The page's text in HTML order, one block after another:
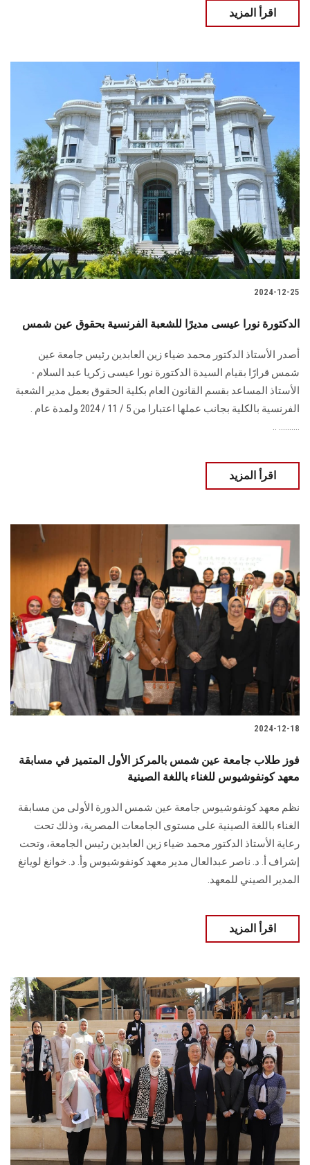
اقرأ المزيد
2024-12-25
الدكتورة نورا عيسى مديرًا للشعبة الفرنسية بحقوق عين شمس
أصدر الأستاذ الدكتور محمد ضياء زين العابدين رئيس جامعة عين
شمس قرارًا بقيام السيدة ‏الدكتورة نورا عيسى زكريا عبد السلام -
الأستاذ المساعد بقسم القانون العام بكلية الحقوق بعمل ‏مدير الشعبة
الفرنسية بالكلية بجانب عملها اعتبارا من 5 / 11 / 2024 ولمدة عام .‏
.......... ..
اقرأ المزيد
2024-12-18
فوز طلاب جامعة عين شمس بالمركز الأول المتميز في مسابقة
معهد كونفوشيوس للغناء باللغة الصينية
نظم معهد كونفوشيوس جامعة عين شمس الدورة الأولى من مسابقة
الغناء باللغة الصينية على مستوى الجامعات المصرية، وذلك تحت
رعاية الأستاذ الدكتور محمد ضياء زين العابدين رئيس الجامعة، وتحت
إشراف أ. د. ناصر عبدالعال مدير معهد كونفوشيوس وأ. د. خوانغ لويانغ
المدير الصيني للمعهد.
اقرأ المزيد